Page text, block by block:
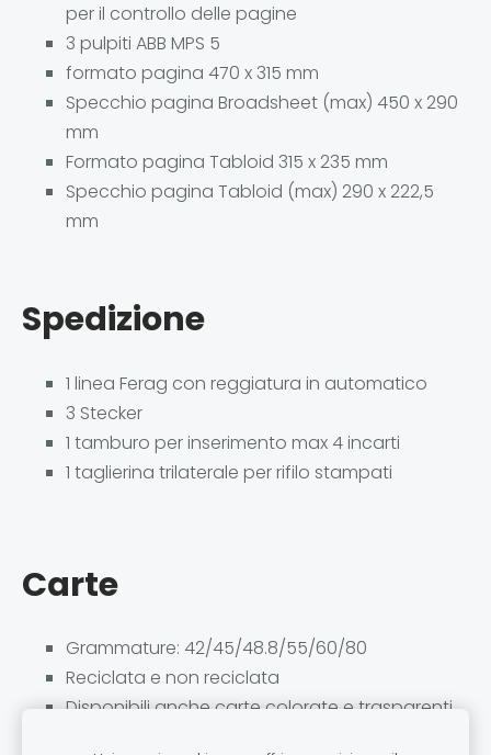
per il controllo delle pagine
3 pulpiti ABB MPS 5
formato pagina 470 x 315 mm
Specchio pagina Broadsheet (max) 450 x 290
mm
Formato pagina Tabloid 315 x 235 mm
Specchio pagina Tabloid (max) 290 x 222,5
mm
Spedizione
1 linea Ferag con reggiatura in automatico
3 Stecker
1 tamburo per inserimento max 4 incarti
1 taglierina trilaterale per rifilo stampati
Carte
Grammature: 42/45/48.8/55/60/80
Reciclata e non reciclata
Disponibili anche carte colorate e trasparenti